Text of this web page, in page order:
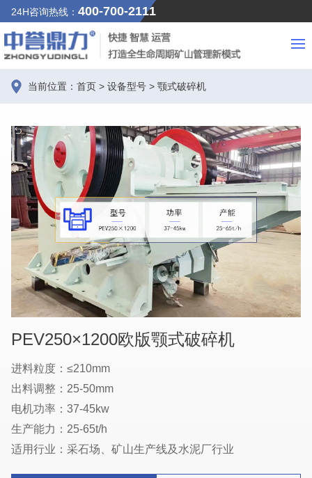
24H咨询热线： 400-700-2111
当前位置： 首页 > 设备型号 > 颚式破碎机
PEV250×1200欧版颚式破碎机
进料粒度：≤210mm
出料调整：25-50mm
电机功率：37-45kw
生产能力：25-65t/h
适用行业：采石场、矿山生产线及水泥厂行业